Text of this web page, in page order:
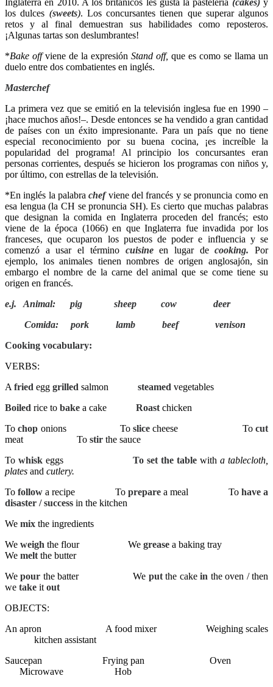
los dulces (sweets). Los concursantes tienen que superar algunos
retos y al final demuestran sus habilidades como reposteros.
¡Algunas tartas son deslumbrantes!
*Bake offviene de la expresión Stand off, que es como se llama un
duelo entre dos combatientes en inglés.
Masterchef
La primera vez que se emitió en la televisión inglesa fue en 1990 –
¡hace muchos años!–. Desde entonces se ha vendido a gran cantidad
de países con un éxito impresionante. Para un país que no tiene
especial reconocimiento por su buena cocina, ¡es increíble la
popularidad del programa! Al principio los concursantes eran
personas corrientes, después se hicieron los programas con niños y,
por último, con estrellas de la televisión.
*En inglés la palabrachefviene del francés y se pronuncia como en
esa lengua (la CH se pronuncia SH). Es cierto que muchas palabras
que designan la comida en Inglaterra proceden del francés; esto
viene de la época (1066) en que Inglaterra fue invadida por los
franceses, que ocuparon los puestos de poder e influencia y se
comenzó a usar el término cuisine en lugar decooking.Por
ejemplo, los animales tienen nombres de origen anglosajón, sin
embargo el nombre de la carne del animal que se come tiene su
origen en francés.
e.j.
Animal: pig sheep cow
deer
Comida:
pork lamb beef
venison
Cooking vocabulary:
VERBS:
A fried egg grilled salmon steamed vegetables
Boiled rice to bake a cake Roast chicken
Tochop onions To slicecheese Tocut
meat
To stir the sauce
To whiskeggs To set the table witha tablecloth,
plates and cutlery.
Tofollow a recipe Toprepare a meal To have a
disaster / success in the kitchen
We mix the ingredients
We weigh the flour We grease a baking tray
We melt the butter
Wepour the batter We putthe cakein the oven / then
we take it out
OBJECTS:
An apron
A food mixer
Weighing scales
kitchen assistant
Saucepan
Frying pan
Oven
Microwave
Hob